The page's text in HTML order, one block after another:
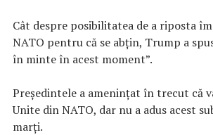
Cât despre posibilitatea de a riposta
NATO pentru că se abțin, Trump a
în minte în acest moment”.
Președintele a amenințat în trecut că
Unite din NATO, dar nu a adus acest
marți.